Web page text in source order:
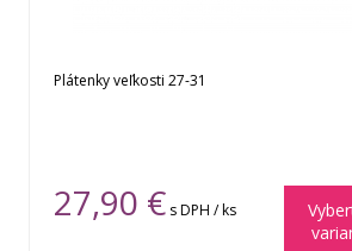
Plátenky veľkosti 27-31
27,90 € s DPH / ks